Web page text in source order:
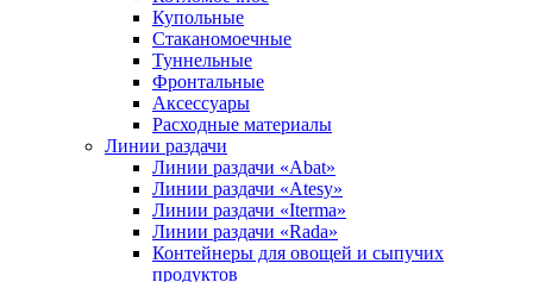
Купольные
Стаканомоечные
Туннельные
Фронтальные
Аксессуары
Расходные материалы
Линии раздачи
Линии раздачи «Abat»
Линии раздачи «Atesy»
Линии раздачи «Iterma»
Линии раздачи «Rada»
Контейнеры для овощей и сыпучих
продуктов